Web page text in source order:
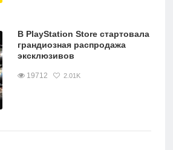
В PlayStation Store стартовала
грандиозная распродажа
эксклюзивов
19712 2.01K